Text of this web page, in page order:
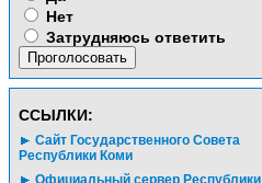
Нет
Затрудняюсь ответить
CСЫЛКИ:
Сайт Государственного Совета
Республики Коми
Официальный сервер Республики